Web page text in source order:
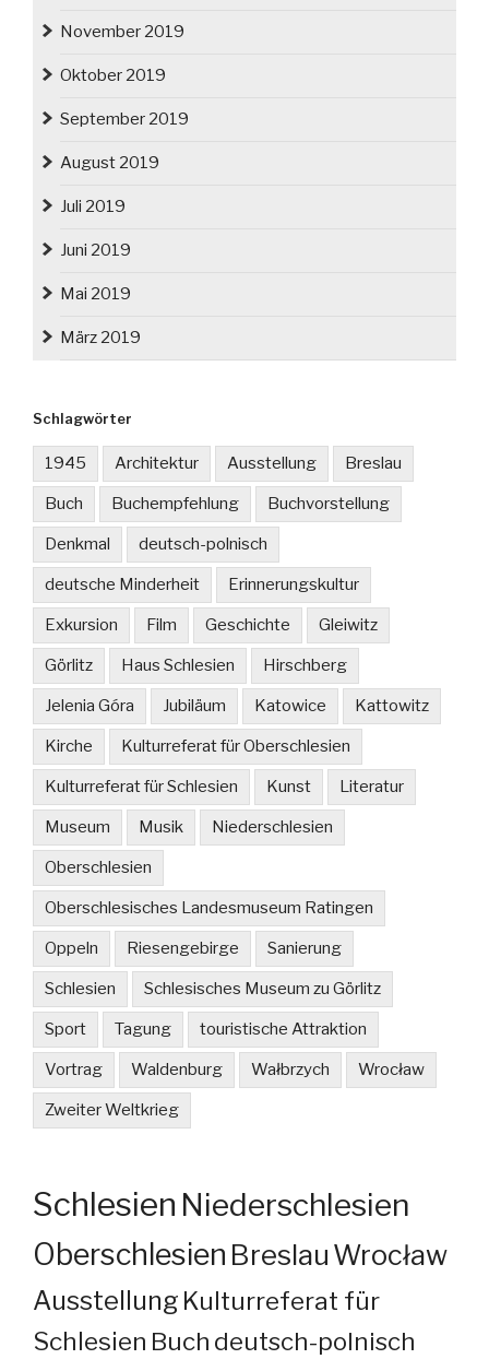
November 2019
Oktober 2019
September 2019
August 2019
Juli 2019
Juni 2019
Mai 2019
März 2019
Schlagwörter
1945 Architektur Ausstellung Breslau
Buch Buchempfehlung Buchvorstellung
Denkmal deutsch-polnisch
deutsche Minderheit Erinnerungskultur
Exkursion Film Geschichte Gleiwitz
Görlitz Haus Schlesien Hirschberg
Jelenia Góra Jubiläum Katowice Kattowitz
Kirche Kulturreferat für Oberschlesien
Kulturreferat für Schlesien Kunst Literatur
Museum Musik Niederschlesien
Oberschlesien
Oberschlesisches Landesmuseum Ratingen
Oppeln Riesengebirge Sanierung
Schlesien Schlesisches Museum zu Görlitz
Sport Tagung touristische Attraktion
Vortrag Waldenburg Wałbrzych Wrocław
Zweiter Weltkrieg
Schlesien Niederschlesien
Oberschlesien Breslau Wrocław
Ausstellung Kulturreferat für
Schlesien Buch deutsch-polnisch